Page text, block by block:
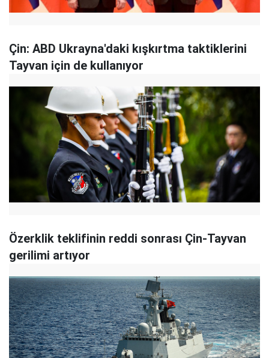
Çin: ABD Ukrayna'daki kışkırtma taktiklerini
Tayvan için de kullanıyor
Özerklik teklifinin reddi sonrası Çin-Tayvan
gerilimi artıyor